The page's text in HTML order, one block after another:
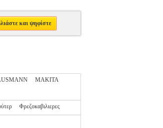
και ψηφίστε
MAKITA
Φρεζοκαβιλιερες